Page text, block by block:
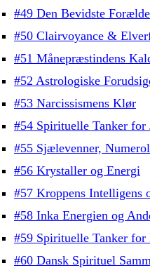
#49 Den Bevidste
#50 Clairvoyance &
#51 Månepræstindens
#52 Astrologiske
#53 Narcissismens Klør
#54 Spirituelle Tanker for
#55 Sjælevenner,
#56 Krystaller og Energi
#57 Kroppens Intelligens
#58 Inka Energien og
#59 Spirituelle Tanker for
#60 Dansk Spirituel